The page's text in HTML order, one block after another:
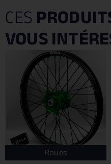
CES
VOUS
Roues